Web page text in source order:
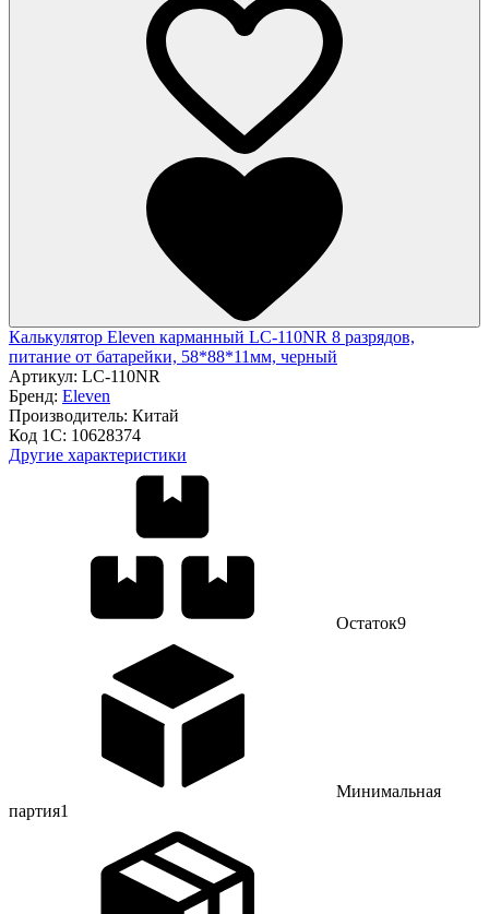
Калькулятор Eleven карманный LC-110NR 8 разрядов,
питание от батарейки, 58*88*11мм, черный
Артикул: LC-110NR
Бренд: Eleven
Производитель: Китай
Код 1С: 10628374
Другие характеристики
Остаток9
Минимальная
партия1